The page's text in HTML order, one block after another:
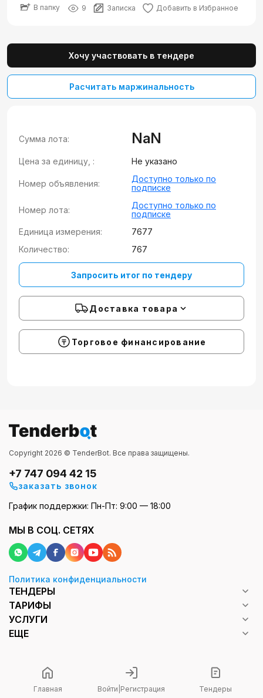
Главная Войти Регистрация Тендеры
В папку 9 Записка Добавить в Избранное
Хочу участвовать в тендере
Расчитать маржинальность
Сумма лота: NaN
Цена за единицу, : Не указано
Номер объявления:
Доступно только по
подписке
Номер лота:
Доступно только по
подписке
Единица измерения:
7677
Количество:
767
Запросить итог по тендеру
Доставка товара
Торговое финансирование
Copyright 2026 © TenderBot. Все права защищены.
+7 747 094 42 15
заказать звонок
График поддержки: Пн-Пт: 9:00 — 18:00
МЫ В СОЦ. СЕТЯХ
Политика конфиденциальности
ТЕНДЕРЫ
ТАРИФЫ
УСЛУГИ
ЕЩЕ